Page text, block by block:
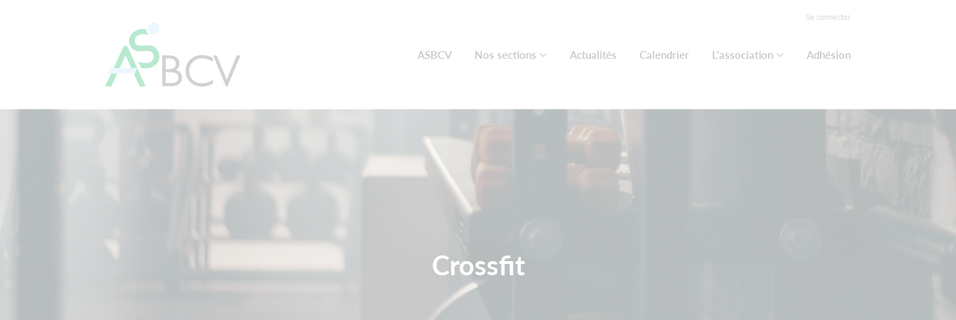
Se connecter
ASBCV Nos sections Actualités Calendrier L'association Adhésion
Crossfit